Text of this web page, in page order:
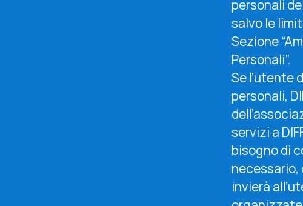
personali
salvo le
Sezione
Personali”.
Se l’utente
personali,
servizi a
bisogno di
necessario,
invierà